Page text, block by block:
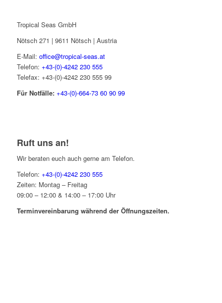
Tropical Seas GmbH
Nötsch 271 | 9611 Nötsch | Austria
E-Mail: office@tropical-seas.at
Telefon: +43-(0)-4242 230 555
Telefax: +43-(0)-4242 230 555 99
Für Notfälle: +43-(0)-664-73 60 90 99
Ruft uns an!
Wir beraten euch auch gerne am Telefon.
Telefon: +43-(0)-4242 230 555
Zeiten: Montag – Freitag
09:00 – 12:00 & 14:00 – 17:00 Uhr
Terminvereinbarung während der Öffnungszeiten.